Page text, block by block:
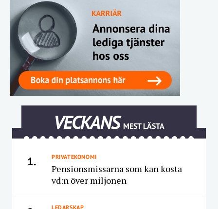
VECKANS MEST LÄSTA
1. PRIVATEKONOMI
Pensionsmissarna som kan kosta
vd:n över miljonen
LEDARSKAP